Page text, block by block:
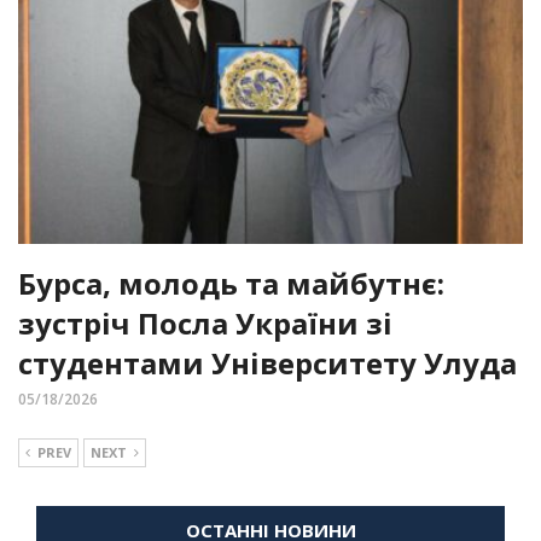
Бурса, молодь та майбутнє:
зустріч Посла України зі
студентами Університету Улуда
05/18/2026
PREV NEXT
ОСТАННІ НОВИНИ